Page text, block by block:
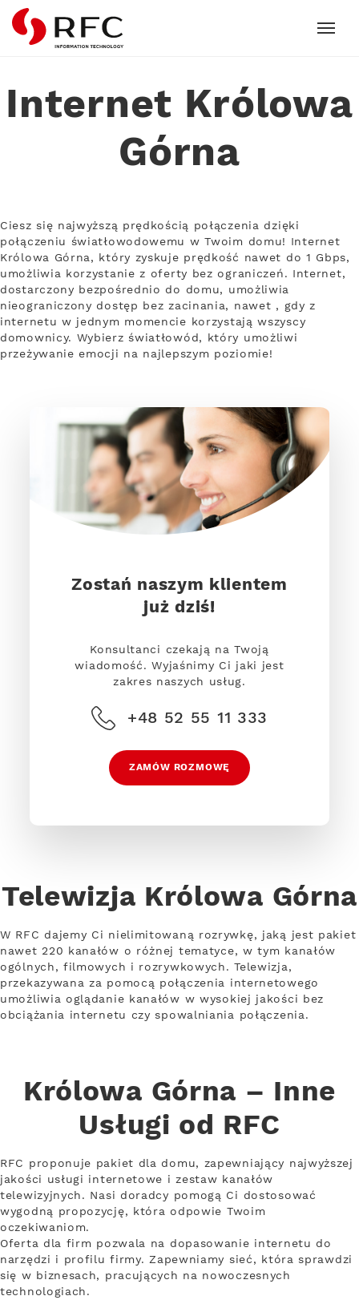
RFC
Internet Królowa
Górna
Ciesz się najwyższą prędkością połączenia dzięki
połączeniu światłowodowemu w Twoim domu! Internet
Królowa Górna, który zyskuje prędkość nawet do 1 Gbps,
umożliwia korzystanie z oferty bez ograniczeń. Internet,
dostarczony bezpośrednio do domu, umożliwia
nieograniczony dostęp bez zacinania, nawet , gdy z
internetu w jednym momencie korzystają wszyscy
domownicy. Wybierz światłowód, który umożliwi
przeżywanie emocji na najlepszym poziomie!
Zostań naszym klientem
już dziś!
Konsultanci czekają na Twoją
wiadomość. Wyjaśnimy Ci jaki jest
zakres naszych usług.
+48 52 55 11 333
ZAMÓW ROZMOWĘ
Telewizja Królowa Górna
W RFC dajemy Ci nielimitowaną rozrywkę, jaką jest pakiet
nawet 220 kanałów o różnej tematyce, w tym kanałów
ogólnych, filmowych i rozrywkowych. Telewizja,
przekazywana za pomocą połączenia internetowego
umożliwia oglądanie kanałów w wysokiej jakości bez
obciążania internetu czy spowalniania połączenia.
Królowa Górna – Inne
Usługi od RFC
RFC proponuje pakiet dla domu, zapewniający najwyższej
jakości usługi internetowe i zestaw kanałów
telewizyjnych. Nasi doradcy pomogą Ci dostosować
wygodną propozycję, która odpowie Twoim
oczekiwaniom.
Oferta dla firm pozwala na dopasowanie internetu do
narzędzi i profilu firmy. Zapewniamy sieć, która sprawdzi
się w biznesach, pracujących na nowoczesnych
technologiach.